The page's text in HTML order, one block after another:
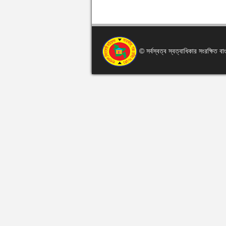
© সর্বস্বত্ব স্বত্বাধিকার সংরক্ষিত